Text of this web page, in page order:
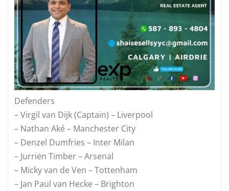
Defenders
– Virgil van Dijk (Captain) – Liverpool
– Nathan Aké – Manchester City
– Denzel Dumfries – Inter Milan
– Jurriën Timber – Arsenal
– Micky van de Ven – Tottenham
– Jan Paul van Hecke – Brighton